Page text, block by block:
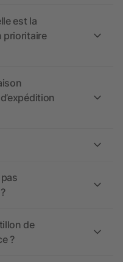
est la
prioritaire
de
?